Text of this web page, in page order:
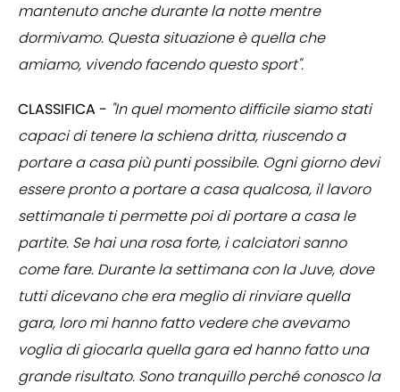
mantenuto anche durante la notte mentre
dormivamo. Questa situazione è quella che
amiamo, vivendo facendo questo sport".
CLASSIFICA - "In quel momento difficile siamo stati
capaci di tenere la schiena dritta, riuscendo a
portare a casa più punti possibile. Ogni giorno devi
essere pronto a portare a casa qualcosa, il lavoro
settimanale ti permette poi di portare a casa le
partite. Se hai una rosa forte, i calciatori sanno
come fare. Durante la settimana con la Juve, dove
tutti dicevano che era meglio di rinviare quella
gara, loro mi hanno fatto vedere che avevamo
voglia di giocarla quella gara ed hanno fatto una
grande risultato. Sono tranquillo perché conosco la